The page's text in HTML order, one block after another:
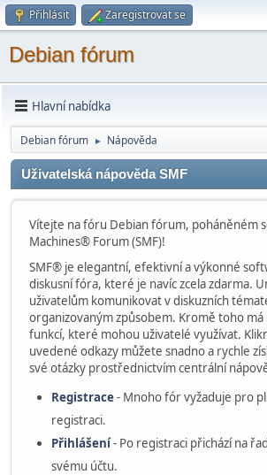
Přihlásit Zaregistrovat se
Debian fórum
Hlavní nabídka
Debian fórum ► Nápověda
Uživatelská nápověda SMF
Vítejte na fóru Debian fórum, poháněném
Machines® Forum (SMF)!
SMF® je elegantní, efektivní a výkonné
diskusní fóra, které je navíc zcela zdarma.
uživatelům komunikovat v diskuzních
organizovaným způsobem. Kromě toho
funkcí, které mohou uživatelé využívat.
uvedené odkazy můžete snadno a rychle
své otázky prostřednictvím centrální
Registrace- Mnoho fór vyžaduje pro
registraci.
Přihlášení- Po registraci přichází na
svému účtu.